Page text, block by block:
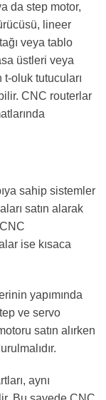
tasarlanabilir.
Özel bir CNC
motoru,
AC
vidalı mil ve
Ek olarak CNC
kesmek
ile birlikte
sahip
parçaları
parçalar ise
yapımında
motoru satın